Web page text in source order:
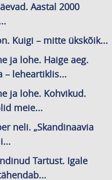
Aastal 2000
Kuigi – mitte ükskõik...
ja lohe. Haige aeg.
– leheartiklis...
ja lohe. Kohvikud.
meie...
neli. „Skandinaavia
Tartust. Igale